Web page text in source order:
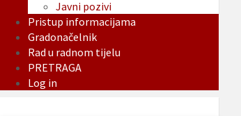
Javni pozivi
Pristup informacijama
Gradonačelnik
Rad u radnom tijelu
PRETRAGA
Log in